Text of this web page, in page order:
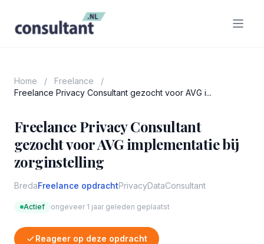
Home / Freelance
/
Freelance Privacy Consultant gezocht voor AVG i...
Freelance Privacy Consultant
gezocht voor AVG implementatie bij
zorginstelling
BredaFreelance opdrachtPrivacyDataConsultant
Actief ongeveer 1 jaar geleden geplaatst
Reageer op deze opdracht